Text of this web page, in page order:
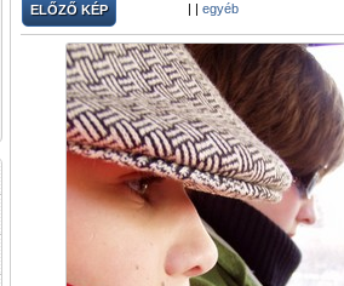
ELŐZŐ KÉP | | egyéb